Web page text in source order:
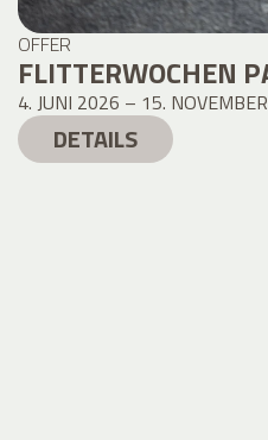
OFFER
FLITTERWOCHEN
4. JUNI 2026 – 15.
DETAILS